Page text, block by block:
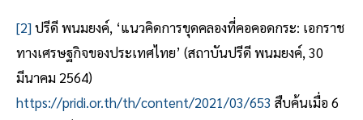
[2]ปรีดี พนมยงค์, ‘แนวคิดการขุดคลองที่คอคอดกระ: เอกราช
ทางเศรษฐกิจของประเทศไทย’ (สถาบันปรีดี พนมยงค์, 30
มีนาคม 2564)
https://pridi.or.th/th/content/2021/03/653 สืบค้นเมื่อ 6